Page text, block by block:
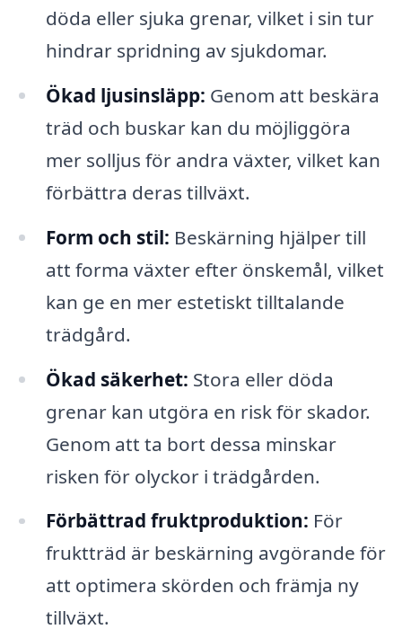
döda eller sjuka grenar, vilket i sin tur
hindrar spridning av sjukdomar.
Ökad ljusinsläpp: Genom att beskära
träd och buskar kan du möjliggöra
mer solljus för andra växter, vilket kan
förbättra deras tillväxt.
Form och stil: Beskärning hjälper till
att forma växter efter önskemål, vilket
kan ge en mer estetiskt tilltalande
trädgård.
Ökad säkerhet: Stora eller döda
grenar kan utgöra en risk för skador.
Genom att ta bort dessa minskar
risken för olyckor i trädgården.
Förbättrad fruktproduktion: För
fruktträd är beskärning avgörande för
att optimera skörden och främja ny
tillväxt.